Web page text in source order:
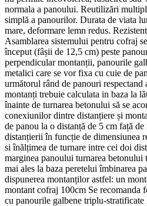
normala a panoului. Reutilizări
simplă a panourilor. Durata de viata
mare, deformare lemn redus.
Asamblarea sistemului pentru cofraj
început (fâșii de 12,5 cm) peste
perpendicular montanții, panourile
metalici care se vor fixa cu cuie de
următorul rând de panouri respectand
montanți trebuie calculata in baza la
înainte de turnarea betonului să se
conexiunilor dintre distanțiere și
de panou la o distanță de 5 cm față
distanțierii în funcție de dimensiunea
si înălțimea de turnare intre cei doi
marginea panoului turnarea betonului
mai ales la baza peretelui îmbinarea
dispunerea montanților astfel: un
montant cofraj 100cm Se recomanda
cu panourile galbene triplu-